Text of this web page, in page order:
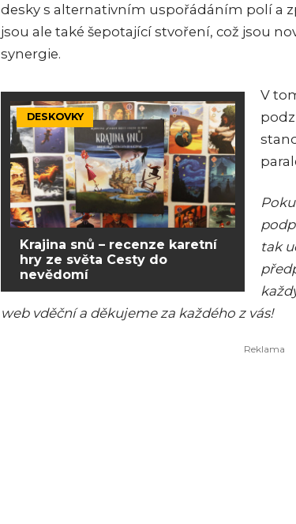
desky s alternativním uspořádáním polí a
jsou ale také šepotající stvoření, což jsou
synergie.
DESKOVKY
Krajina snů – recenze karetní
hry ze světa Cesty do
nevědomí
V
tak
web vděční a děkujeme za každého z vás!